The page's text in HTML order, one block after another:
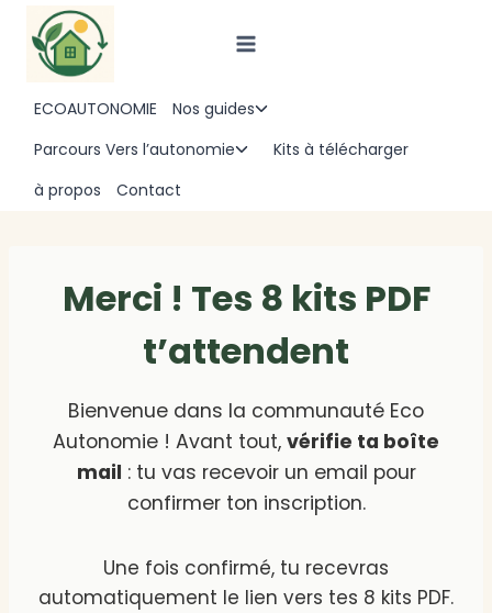
contenu
ECOAUTONOMIE Nos guides
le
Parcours Vers l’autonomie
Ouvrir/fermer
Kits à télécharger
à propos
Contact
Merci ! Tes 8 kits PDF
t’attendent
Bienvenue dans la communauté Eco
Autonomie ! Avant tout, vérifie ta boîte
mail : tu vas recevoir un email pour
confirmer ton inscription.
Une fois confirmé, tu recevras
automatiquement le lien vers tes 8 kits PDF.